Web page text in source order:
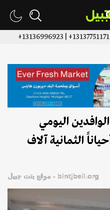
اليومي
أحياناً الثمانية آلاف
bintjbeil.org - موقع بنت جبيل